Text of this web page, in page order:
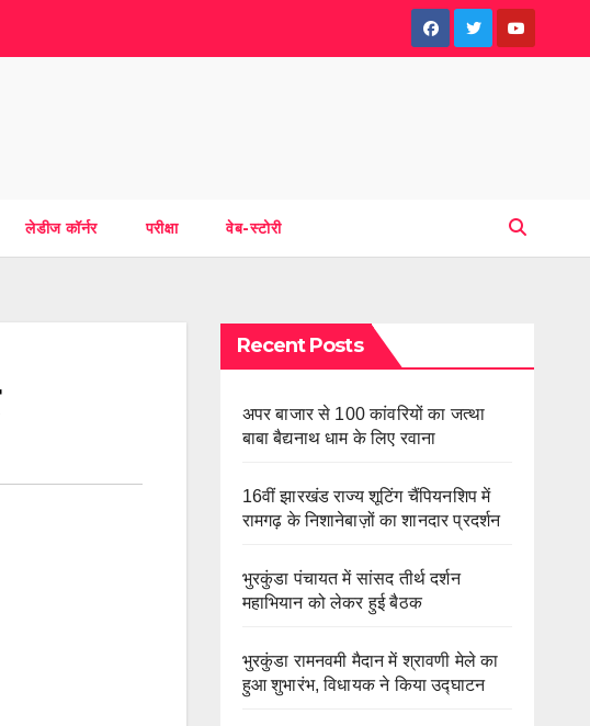
लेडीज कॉर्नर परीक्षा वेब-स्टोरी
Recent Posts
अपर बाजार से 100 कांवरियों का जत्था
बाबा बैद्यनाथ धाम के लिए रवाना
16वीं झारखंड राज्य शूटिंग चैंपियनशिप में
रामगढ़ के निशानेबाज़ों का शानदार प्रदर्शन
भुरकुंडा पंचायत में सांसद तीर्थ दर्शन
महाभियान को लेकर हुई बैठक
भुरकुंडा रामनवमी मैदान में श्रावणी मेले का
हुआ शुभारंभ, विधायक ने किया उद्घाटन